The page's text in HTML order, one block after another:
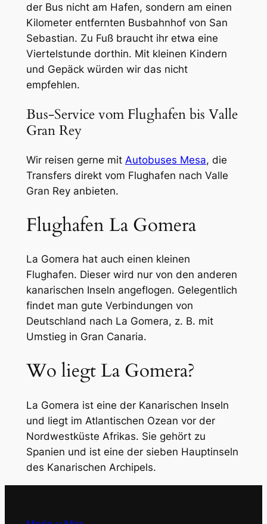
der Bus nicht am Hafen, sondern am einen
Kilometer entfernten Busbahnhof von San
Sebastian. Zu Fuß braucht ihr etwa eine
Viertelstunde dorthin. Mit kleinen Kindern
und Gepäck würden wir das nicht
empfehlen.
Bus-Service vom Flughafen bis Valle
Gran Rey
Wir reisen gerne mit Autobuses Mesa, die
Transfers direkt vom Flughafen nach Valle
Gran Rey anbieten.
Flughafen La Gomera
La Gomera hat auch einen kleinen
Flughafen. Dieser wird nur von den anderen
kanarischen Inseln angeflogen. Gelegentlich
findet man gute Verbindungen von
Deutschland nach La Gomera, z. B. mit
Umstieg in Gran Canaria.
Wo liegt La Gomera?
La Gomera ist eine der Kanarischen Inseln
und liegt im Atlantischen Ozean vor der
Nordwestküste Afrikas. Sie gehört zu
Spanien und ist eine der sieben Hauptinseln
des Kanarischen Archipels.